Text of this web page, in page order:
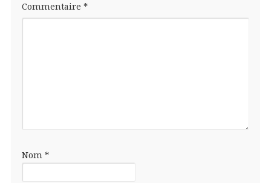
Commentaire *
Nom *